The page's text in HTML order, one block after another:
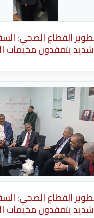
القطاع الصحي:
يتفقدون مخيمات
summary
characters)
Summary 0/
القطاع الصحي:
يتفقدون مخيمات